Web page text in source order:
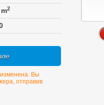
2
Вы
отправив